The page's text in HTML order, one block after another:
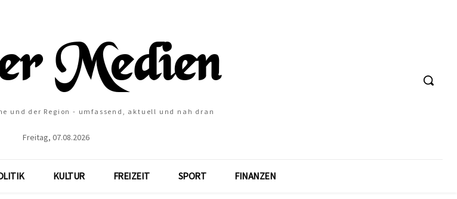
und der Region - umfassend, aktuell und nah dran
Freitag, 07.08.2026
KULTUR FREIZEIT SPORT FINANZEN